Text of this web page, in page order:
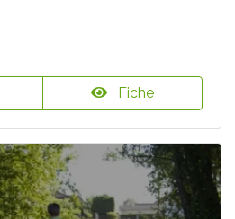
Fiche